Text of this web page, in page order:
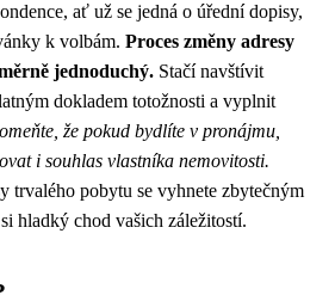
ať už se jedná o úřední dopisy,
k volbám. Proces změny adresy
jednoduchý. Stačí navštívit
dokladem totožnosti a vyplnit
že pokud bydlíte v pronájmu,
i souhlas vlastníka nemovitosti.
trvalého pobytu se vyhnete zbytečným
hladký chod vašich záležitostí.